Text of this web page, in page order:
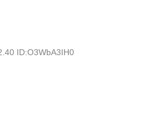
ID:O3WbA3IH0